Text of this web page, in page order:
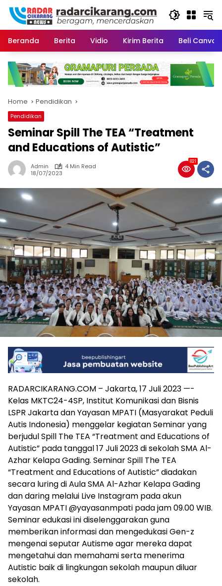
Skip
content
Beranda
Berita Vidio Kirim Berita Beli
Home Pendidikan
Pendidikan
Seminar Spill The TEA “Treatment
and Educations of Autistic”
Admin
4 Min Read
18/07/2023
821
RADARCIKARANG.COM – Jakarta, 17 Juli 2023 —-
Kelas MKTC24-4SP, Institut Komunikasi dan Bisnis
LSPR Jakarta dan Yayasan MPATI (Masyarakat Peduli
Autis Indonesia) menggelar kegiatan Seminar yang
berjudul Spill The TEA “Treatment and Educations of
Autistic” pada tanggal 17 Juli 2023 di sekolah SMA Al-
Azhar Kelapa Gading. Seminar Spill The TEA
“Treatment and Educations of Autistic” diadakan
secara luring di Aula SMA Al-Azhar Kelapa Gading
dan daring melalui Live Instagram pada akun
Yayasan MPATI @yayasanmpati pada jam 09.00 WIB.
Seminar edukasi ini diselenggarakan guna
memberikan informasi dan mengedukasi Gen-z
mengenai seputar Autisme agar mereka dapat
mengetahui dan memahami serta menerima
Autistic baik di lingkungan sekolah maupun diluar
sekolah.